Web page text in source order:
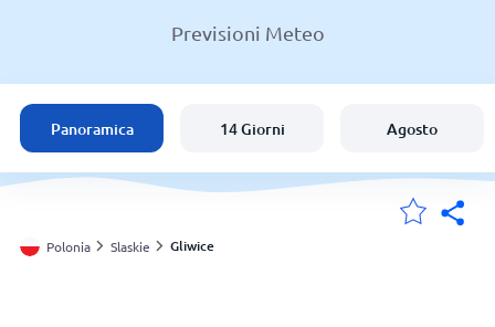
Polonia
Italia
Svizzera
Previsioni Meteo
Panoramica 14 Giorni Agosto
Polonia Slaskie Gliwice